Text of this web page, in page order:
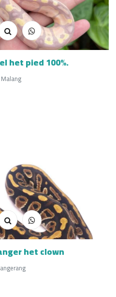
het pied 100%.
Malang
het clown